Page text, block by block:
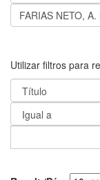
Utilizar filtros para